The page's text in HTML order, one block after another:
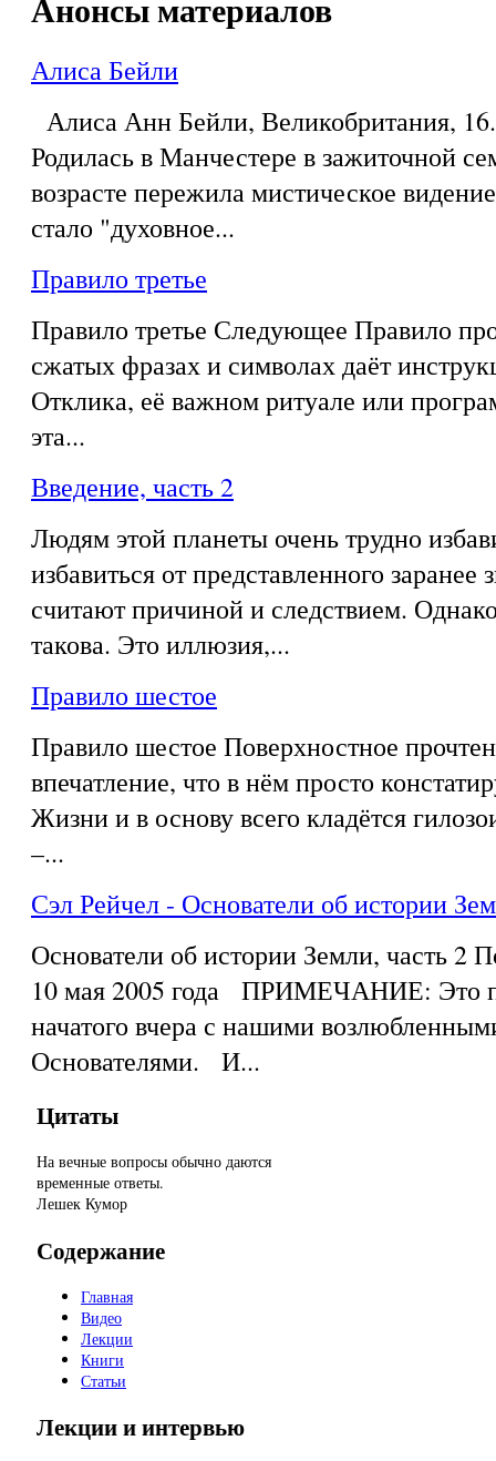
Алиса Бейли
Алиса Анн Бейли, Великобритания,
Родилась в Манчестере в зажиточной
возрасте пережила мистическое
стало "духовное...
Правило третье
Правило третье Следующее Правило
сжатых фразах и символах даёт
Отклика, её важном ритуале или
эта...
Введение, часть 2
Людям этой планеты очень трудно
избавиться от представленного заранее
считают причиной и следствием.
такова. Это иллюзия,...
Правило шестое
Правило шестое Поверхностное
впечатление, что в нём просто
Жизни и в основу всего кладётся
–...
Сэл Рейчел - Основатели об истории
Основатели об истории Земли, часть 2
10 мая 2005 года ПРИМЕЧАНИЕ: Это
начатого вчера с нашими
Основателями. И...
Цитаты
На вечные вопросы обычно даются
временные ответы.
Лешек Кумор
Содержание
Главная
Видео
Лекции
Книги
Статьи
Лекции и интервью